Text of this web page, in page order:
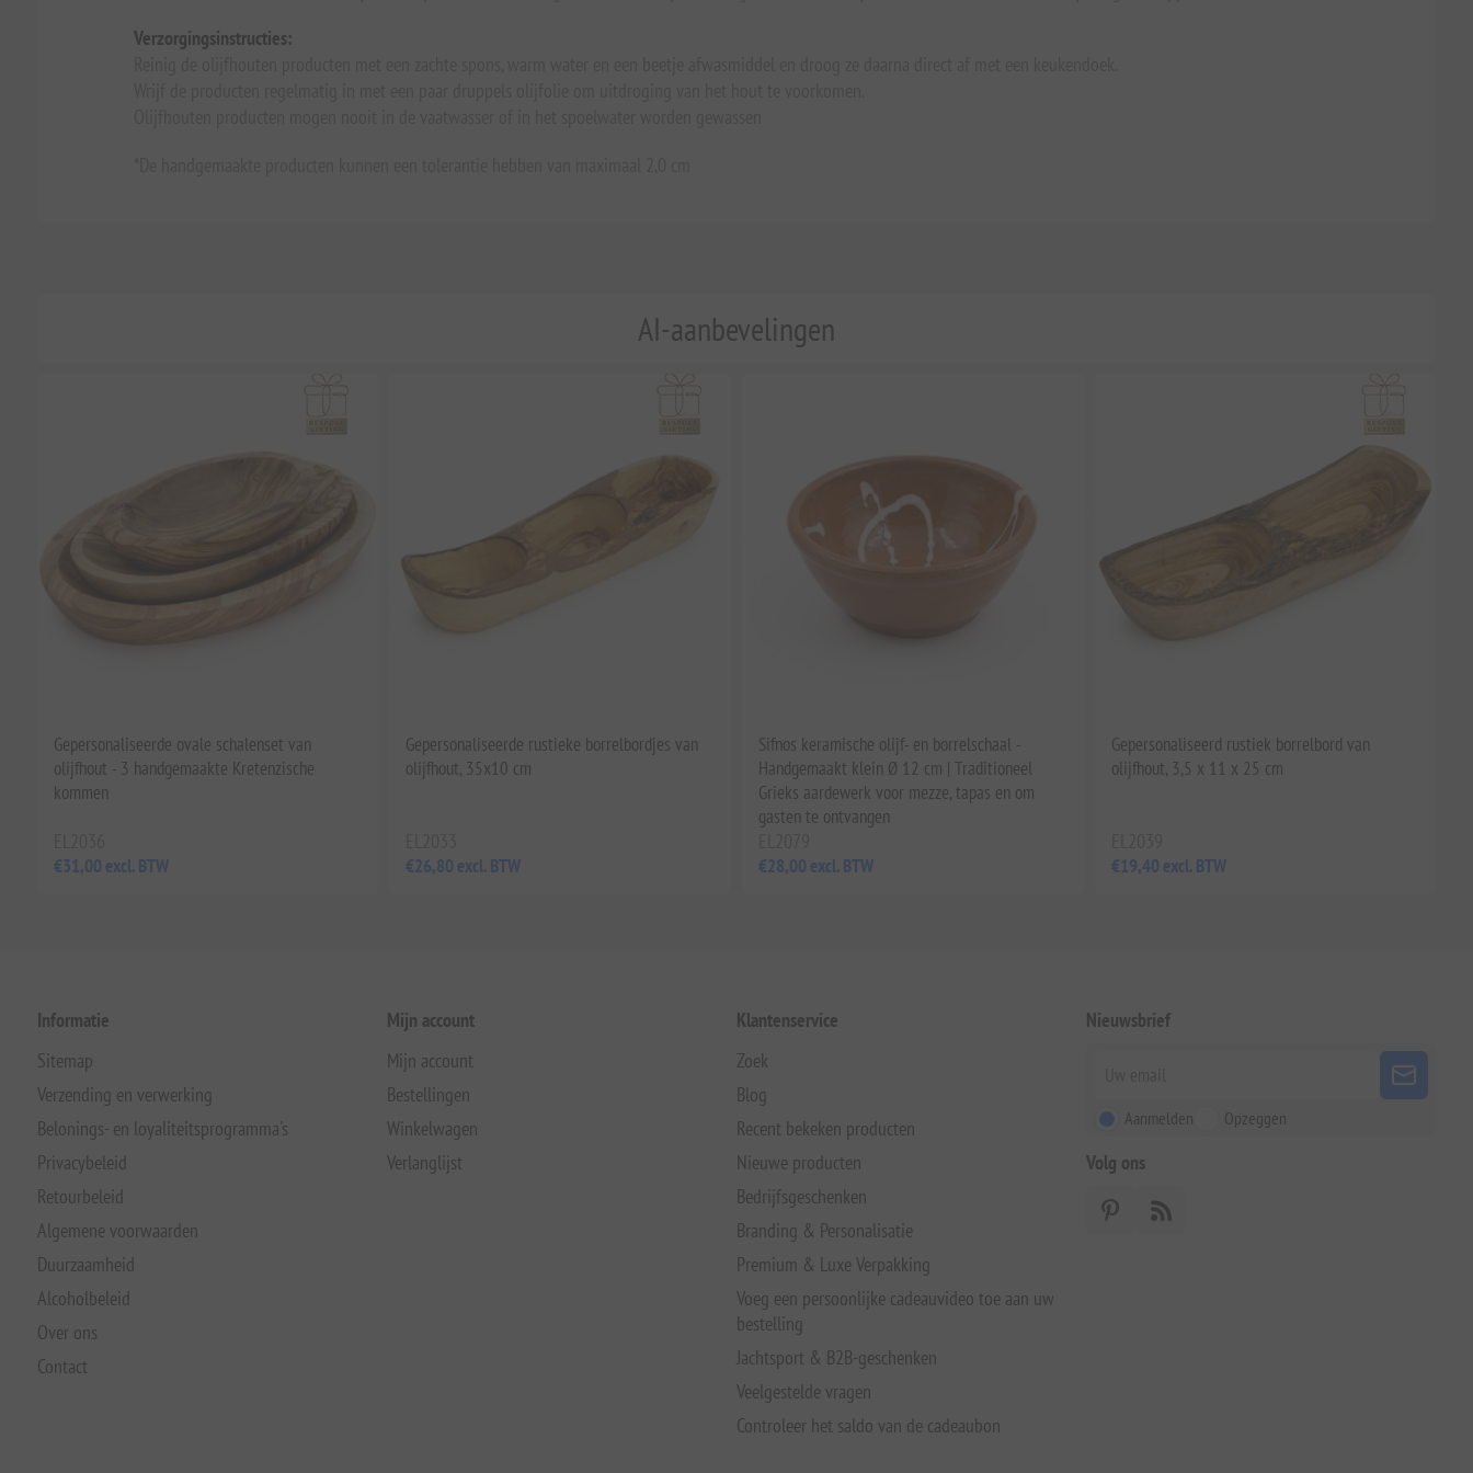
Verzorgingsinstructies:
AI-aanbevelingen
Gepersonaliseerde ovale schalenset van
olijfhout - 3 handgemaakte Kretenzische
kommen
€31,00 excl. BTW
Gepersonaliseerde rustieke borrelbordjes van
olijfhout, 35x10 cm
€26,80 excl. BTW
Sifnos keramische olijf- en borrelschaal -
Handgemaakt klein Ø 12 cm | Traditioneel
Grieks aardewerk voor mezze, tapas en om
gasten te ontvangen
€28,00 excl. BTW
Gepersonaliseerd rustiek borrelbord van
olijfhout, 3,5 x 11 x 25 cm
€19,40 excl. BTW
Informatie
Sitemap
Verzending en verwerking
Belonings- en loyaliteitsprogramma's
Privacybeleid
Retourbeleid
Algemene voorwaarden
Duurzaamheid
Alcoholbeleid
Over ons
Contact
Mijn account
Mijn account
Bestellingen
Winkelwagen
Verlanglijst
Klantenservice
Zoek
Blog
Recent bekeken producten
Nieuwe producten
Bedrijfsgeschenken
Branding & Personalisatie
Premium & Luxe Verpakking
Voeg een persoonlijke cadeauvideo toe aan uw
bestelling
Jachtsport & B2B-geschenken
Veelgestelde vragen
Controleer het saldo van de cadeaubon
Nieuwsbrief
Aanmelden Opzeggen
Volg ons